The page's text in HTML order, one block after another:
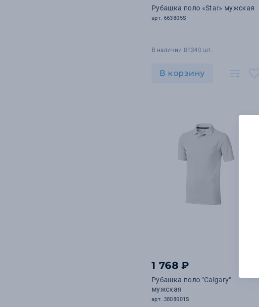
Рубашка поло «Star» мужская
арт. 663805S
В наличии 81340 шт.
В корзину
1 768 ₽
Рубашка поло "Calgary"
мужская
арт. 3808001S